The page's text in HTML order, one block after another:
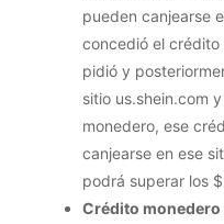
pueden canjearse
concedió el crédito
pidió y
sitio us.shein.com
monedero, ese
canjearse en ese
podrá superar los
Crédito